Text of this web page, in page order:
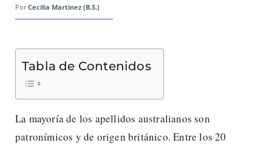
Por Cecilia Martinez (B.S.)
Tabla de Contenidos
La mayoría de los apellidos australianos son
patronímicos y de origen británico. Entre los 20